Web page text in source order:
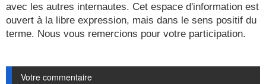
avec les autres internautes. Cet espace d'information est
ouvert à la libre expression, mais dans le sens positif du
terme. Nous vous remercions pour votre participation.
Votre commentaire